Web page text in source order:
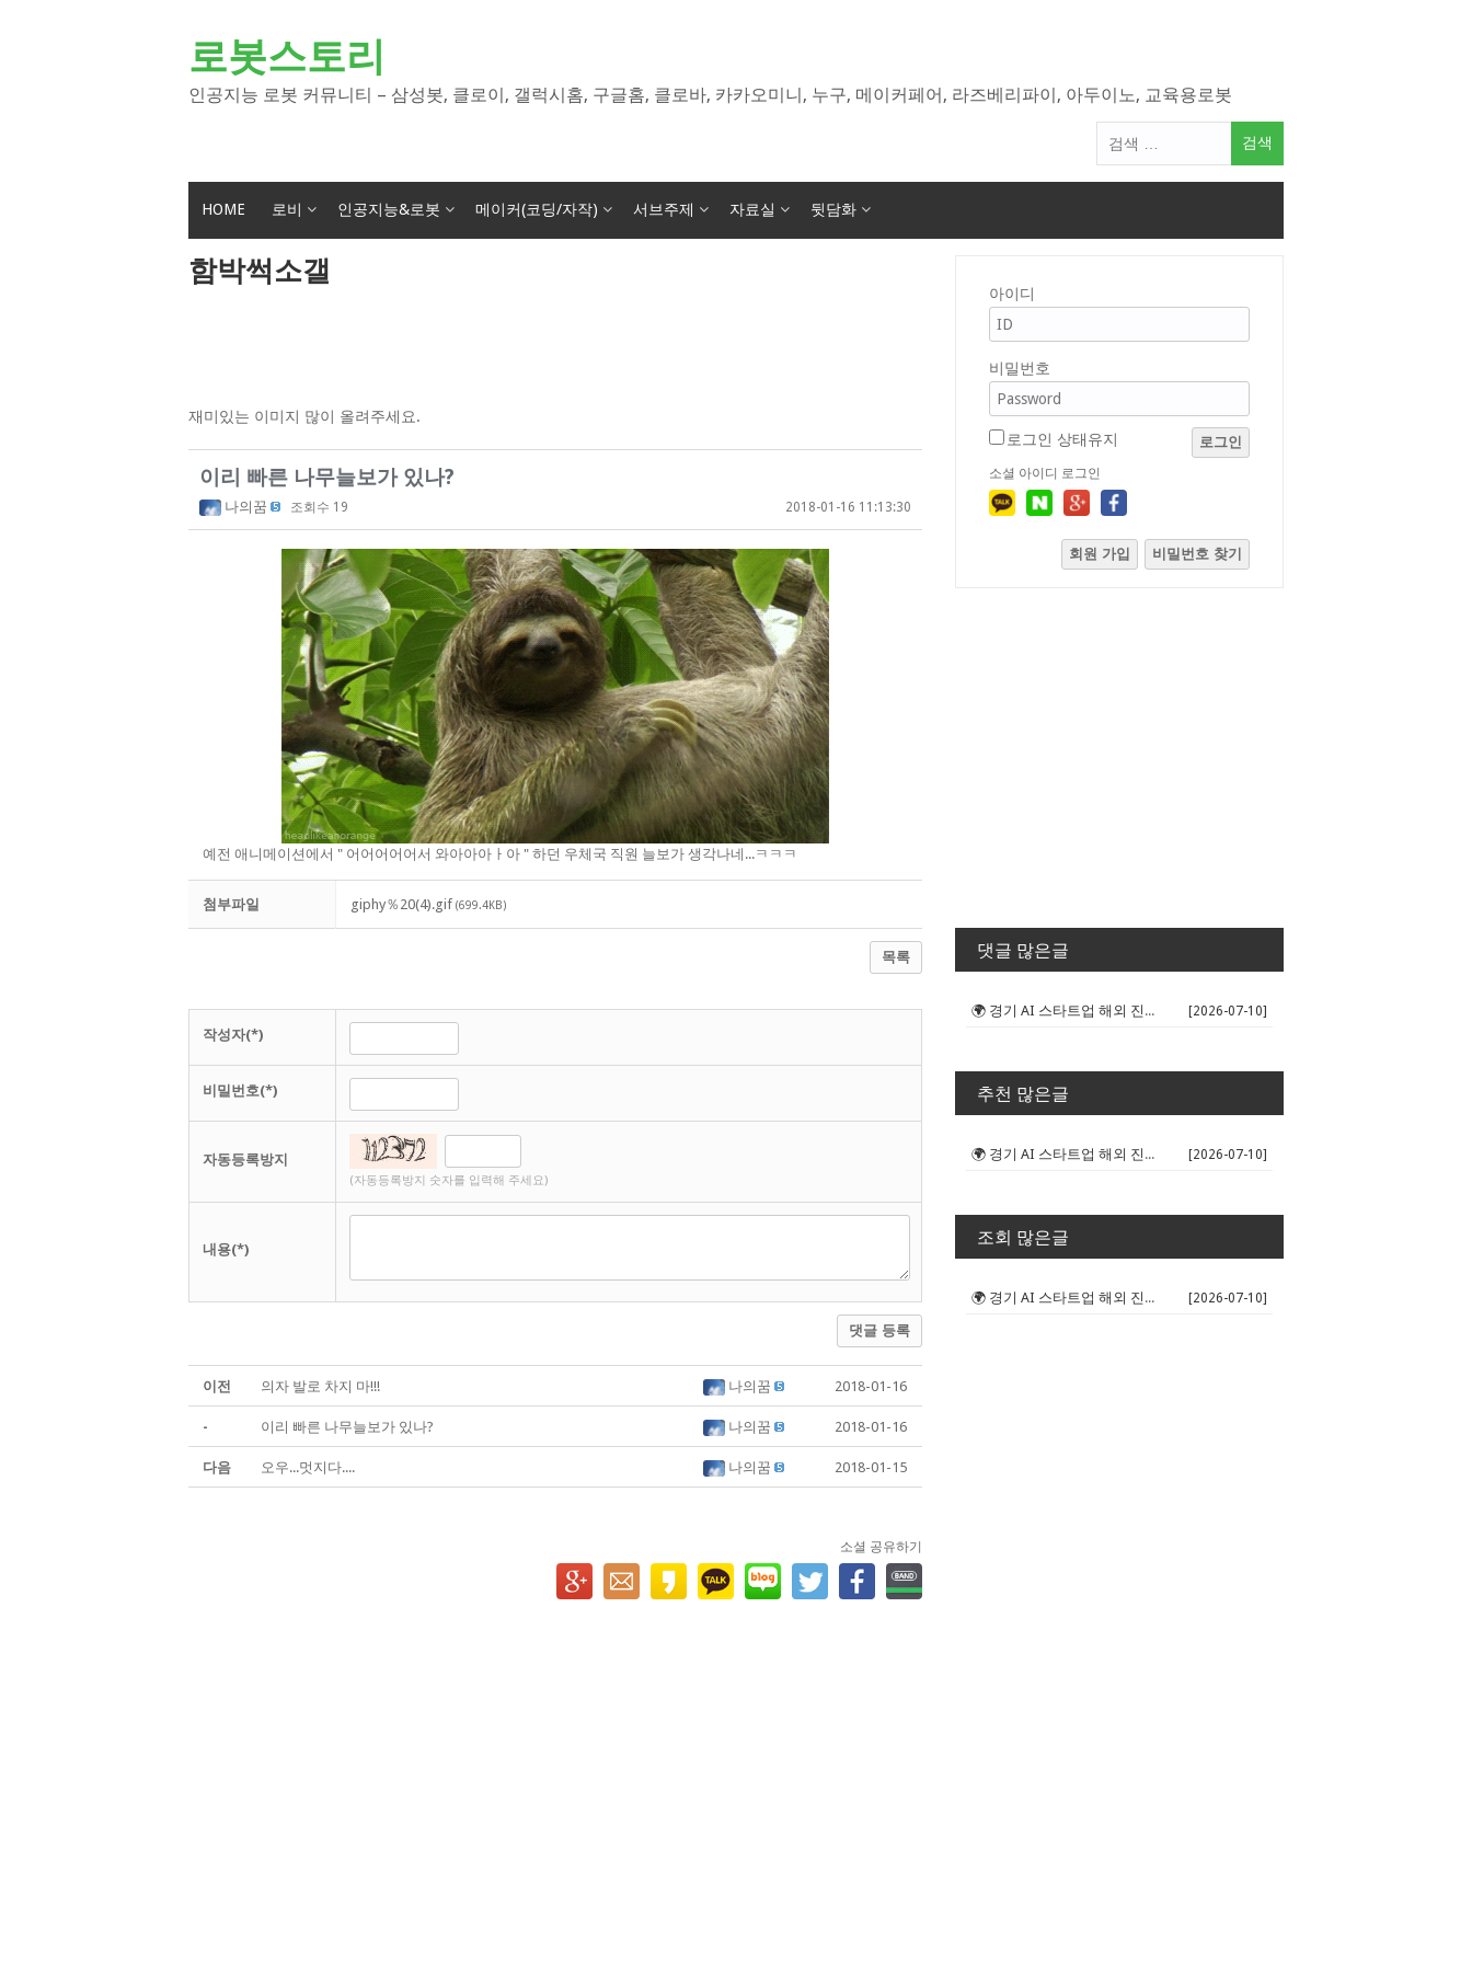
로봇스토리
인공지능 로봇 커뮤니티 – 삼성봇, 클로이, 갤럭시홈, 구글홈, 클로바, 카카오미니, 누구, 메이커페어, 라즈베리파이, 아두이노, 교육용로봇
색
HOME 로비 인공지능&로봇 메이커(코딩/자작) 서브주제 자료실 뒷담화
함박썩소갤
재미있는 이미지 많이 올려주세요.
이리 빠른 나무늘보가 있나?
나의꿈 조회수 19 2018-01-16 11:13:30
예전 애니메이션에서 " 어어어어어서 와아아아ㅏ아 " 하던 우체국 직원 늘보가 생각나네...ㅋㅋㅋ
첨부파일 giphy％20(4).gif (699.4KB)
목록
작성자(*)
비밀번호(*)
자동등록방지
(자동등록방지 숫자를 입력해 주세요)
내용(*)
댓글 등록
이전 의자 발로 차지 마!!! 나의꿈 2018-01-16
- 이리 빠른 나무늘보가 있나? 나의꿈 2018-01-16
다음 오우...멋지다.... 나의꿈 2018-01-15
소셜 공유하기
아이디
비밀번호
로그인 상태유지 로그인
소셜 아이디 로그인
회원 가입 비밀번호 찾기
댓글 많은글
🌍 경기 AI 스타트업 해외 진출 판... [2026-07-10]
추천 많은글
🌍 경기 AI 스타트업 해외 진출 판... [2026-07-10]
조회 많은글
🌍 경기 AI 스타트업 해외 진출 판... [2026-07-10]